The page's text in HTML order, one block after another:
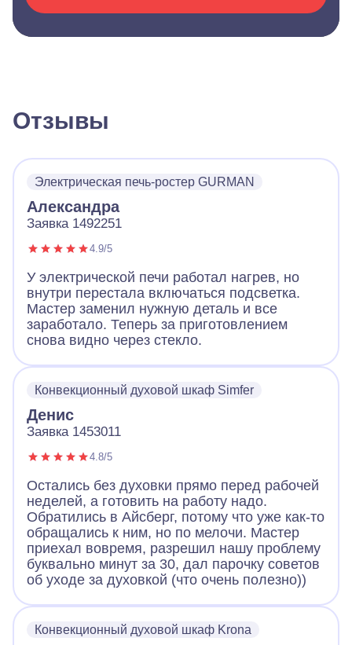
Отзывы
Электрическая печь-ростер GURMAN
Александра
Заявка 1492251
4.9/5
У электрической печи работал нагрев, но
внутри перестала включаться подсветка.
Мастер заменил нужную деталь и все
заработало. Теперь за приготовлением
снова видно через стекло.
Конвекционный духовой шкаф Simfer
Денис
Заявка 1453011
4.8/5
Остались без духовки прямо перед рабочей
неделей, а готовить на работу надо.
Обратились в Айсберг, потому что уже как-то
обращались к ним, но по мелочи. Мастер
приехал вовремя, разрешил нашу проблему
буквально минут за 30, дал парочку советов
об уходе за духовкой (что очень полезно))
Конвекционный духовой шкаф Krona